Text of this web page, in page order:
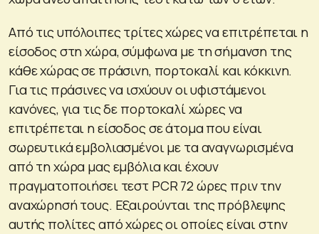
Από τις υπόλοιπες τρίτες χώρες να επιτρέπεται η
είσοδος στη χώρα, σύμφωνα με τη σήμανση της
κάθε χώρας σε πράσινη, πορτοκαλί και κόκκινη.
Για τις πράσινες να ισχύουν οι υφιστάμενοι
κανόνες, για τις δε πορτοκαλί χώρες να
επιτρέπεται η είσοδος σε άτομα που είναι
σωρευτικά εμβολιασμένοι με τα αναγνωρισμένα
από τη χώρα μας εμβόλια και έχουν
πραγματοποιήσει τεστ PCR 72 ώρες πριν την
αναχώρησή τους. Εξαιρούνται της πρόβλεψης
αυτής πολίτες από χώρες οι οποίες είναι στην